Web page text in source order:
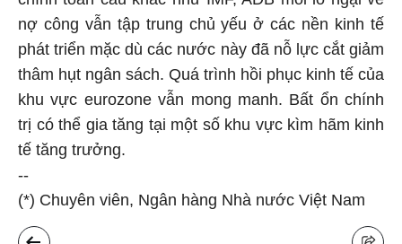
nợ công vẫn tập trung chủ yếu ở các nền kinh tế
phát triển mặc dù các nước này đã nỗ lực cắt giảm
thâm hụt ngân sách. Quá trình hồi phục kinh tế của
khu vực eurozone vẫn mong manh. Bất ổn chính
trị có thể gia tăng tại một số khu vực kìm hãm kinh
tế tăng trưởng.
--
(*) Chuyên viên, Ngân hàng Nhà nước Việt Nam